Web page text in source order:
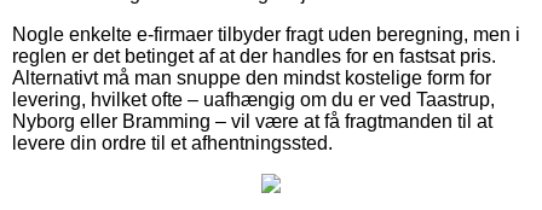
Nogle enkelte e-firmaer tilbyder fragt uden beregning, men i
reglen er det betinget af at der handles for en fastsat pris.
Alternativt må man snuppe den mindst kostelige form for
levering, hvilket ofte – uafhængig om du er ved Taastrup,
Nyborg eller Bramming – vil være at få fragtmanden til at
levere din ordre til et afhentningssted.